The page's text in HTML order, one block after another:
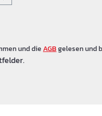
und dieAGBgelesen und